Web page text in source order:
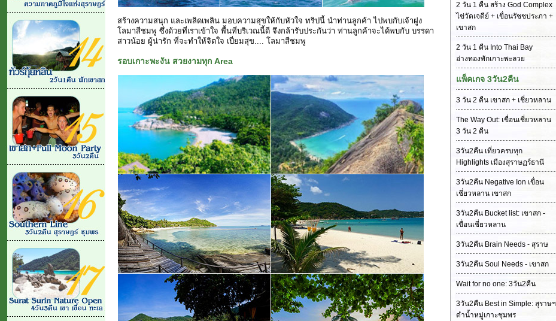
สร้างความสนุก และเพลิดเพลิน มอบความสุขให้กับหัวใจ ทริปนี้ นำท่านลูกค้า ไปพบกับเจ้าฝูง
โลมาสีชมพู ซึ่งด้วยที่เราเข้าใจ พื้นที่บริเวณนี้ดี จึงกล้ารับประกันว่า ท่านลูกค้าจะได้พบกับ บรรดา
สาวน้อย ผู้น่ารัก ที่จะทำให้จิตใจ เปี่ยมสุข.... โลมาสีชมพู
รอบเกาะพะงัน สวยงามทุก Area
2 วัน 1 คืน สร้าง God Complex
ไข่วัดเจดีย์ + เขื่อนรัชชประภา +
เขาสก
2 วัน 1 คืน Into Thai Bay
อ่างทองพักเกาะพะลวย
แพ็คเกจ 3วัน2คืน
3 วัน 2 คืน เขาสก + เชี่ยวหลาน
The Way Out: เขื่อนเชี่ยวหลาน
3 วัน 2 คืน
3วัน2คืน เที่ยวครบทุก
Highlights เมืองสุราษฏร์ธานี
3วัน2คืน Negative Ion เขื่อน
เชี่ยวหลาน เขาสก
3วัน2คืน Bucket list: เขาสก -
เขื่อนเชี่ยวหลาน
3วัน2คืน Brain Needs - สุราษ
3วัน2คืน Soul Needs - เขาสก
Wait for no one: 3วัน2คืน
3วัน2คืน Best in Simple: สุราษฯ
ดำน้ำหมู่เกาะชุมพร